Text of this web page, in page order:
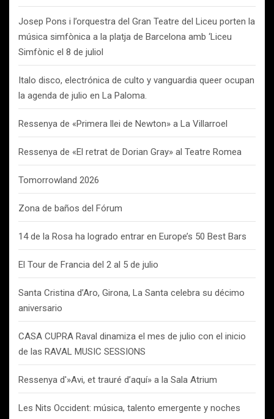
Josep Pons i l’orquestra del Gran Teatre del Liceu porten la
música simfònica a la platja de Barcelona amb ‘Liceu
Simfònic el 8 de juliol
Italo disco, electrónica de culto y vanguardia queer ocupan
la agenda de julio en La Paloma.
Ressenya de «Primera llei de Newton» a La Villarroel
Ressenya de «El retrat de Dorian Gray» al Teatre Romea
Tomorrowland 2026
Zona de baños del Fórum
14 de la Rosa ha logrado entrar en Europe’s 50 Best Bars
El Tour de Francia del 2 al 5 de julio
Santa Cristina d’Aro, Girona, La Santa celebra su décimo
aniversario
CASA CUPRA Raval dinamiza el mes de julio con el inicio
de las RAVAL MUSIC SESSIONS
Ressenya d'»Avi, et trauré d’aquí» a la Sala Atrium
Les Nits Occident: música, talento emergente y noches